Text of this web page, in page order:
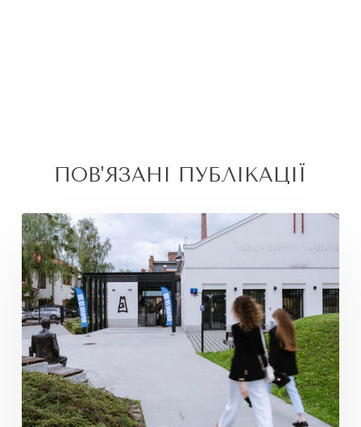
ПОВ'ЯЗАНІ ПУБЛІКАЦІЇ